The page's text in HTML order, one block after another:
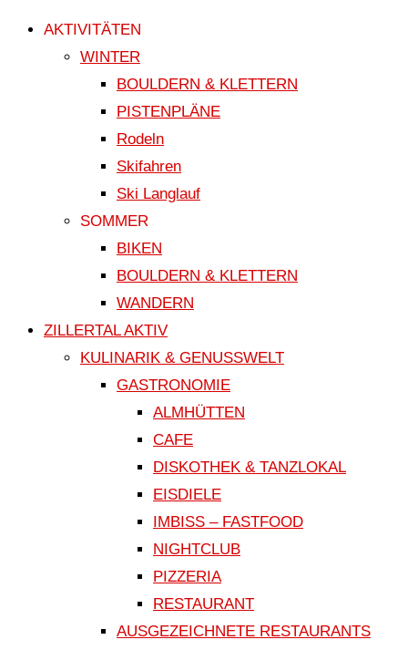
AKTIVITÄTEN
WINTER
BOULDERN & KLETTERN
PISTENPLÄNE
Rodeln
Skifahren
Ski Langlauf
SOMMER
BIKEN
BOULDERN & KLETTERN
WANDERN
ZILLERTAL AKTIV
KULINARIK & GENUSSWELT
GASTRONOMIE
ALMHÜTTEN
CAFE
DISKOTHEK & TANZLOKAL
EISDIELE
IMBISS – FASTFOOD
NIGHTCLUB
PIZZERIA
RESTAURANT
AUSGEZEICHNETE RESTAURANTS